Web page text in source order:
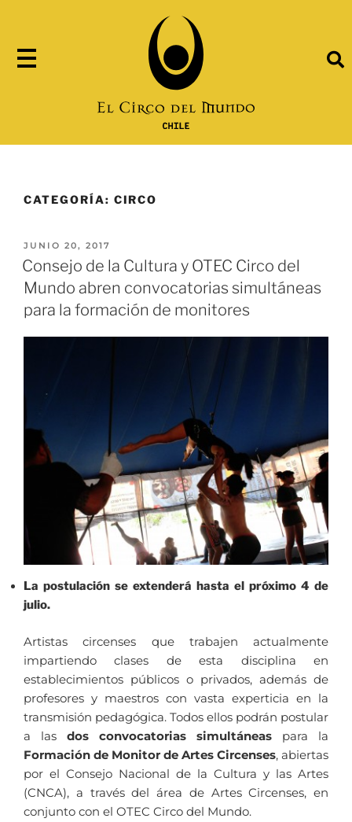
CATEGORÍA: CIRCO
JUNIO 20, 2017
Consejo de la Cultura y OTEC Circo del
Mundo abren convocatorias simultáneas
para la formación de monitores
La postulación se extenderá hasta el próximo 4 de
julio.
Artistas circenses que trabajen actualmente
impartiendo clases de esta disciplina en
establecimientos públicos o privados, además de
profesores y maestros con vasta experticia en la
transmisión pedagógica. Todos ellos podrán postular
a las dos convocatorias simultáneas para la
Formación de Monitor de Artes Circenses, abiertas
por el Consejo Nacional de la Cultura y las Artes
(CNCA), a través del área de Artes Circenses, en
conjunto con el OTEC Circo del Mundo.